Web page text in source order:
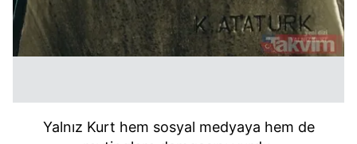
Yalnız Kurt hem sosyal medyaya hem de